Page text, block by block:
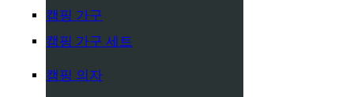
캠핑 가구
캠핑 가구 세트
캠핑 의자